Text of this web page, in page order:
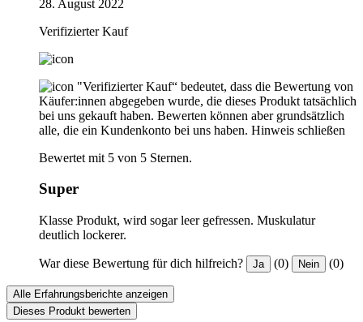
28. August 2022
Verifizierter Kauf
"Verifizierter Kauf“ bedeutet, dass die Bewertung von
Käufer:innen abgegeben wurde, die dieses Produkt tatsächlich
bei uns gekauft haben. Bewerten können aber grundsätzlich
alle, die ein Kundenkonto bei uns haben. Hinweis schließen
Bewertet mit 5 von 5 Sternen.
Super
Klasse Produkt, wird sogar leer gefressen. Muskulatur
deutlich lockerer.
War diese Bewertung für dich hilfreich? Ja (0) Nein (0)
Alle Erfahrungsberichte anzeigen
Dieses Produkt bewerten